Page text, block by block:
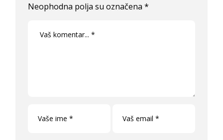
Neophodna polja su označena*